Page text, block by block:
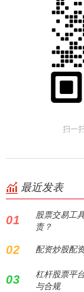
最近发表
01
股票交易工
责？
02 配资炒股配
03
杠杆股票平
与合规